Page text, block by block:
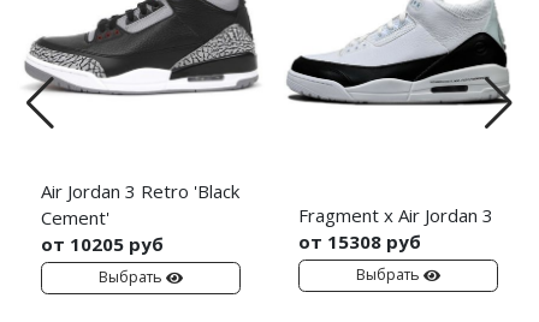
Air Jordan 3 Retro 'Black
Cement'
от 10205 руб
Выбрать
Fragment x Air Jordan 3
от 15308 руб
Выбрать